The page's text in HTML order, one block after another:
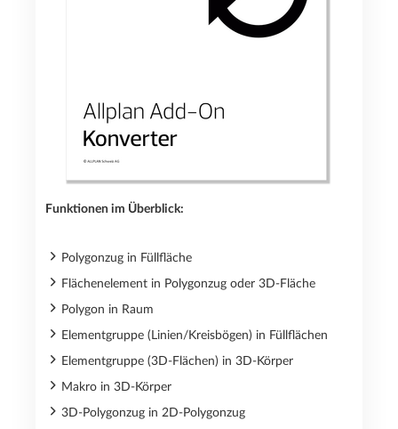
Funktionen im Überblick:
Polygonzug in Füllfläche
Flächenelement in Polygonzug oder 3D-Fläche
Polygon in Raum
Elementgruppe (Linien/Kreisbögen) in Füllflächen
Elementgruppe (3D-Flächen) in 3D-Körper
Makro in 3D-Körper
3D-Polygonzug in 2D-Polygonzug